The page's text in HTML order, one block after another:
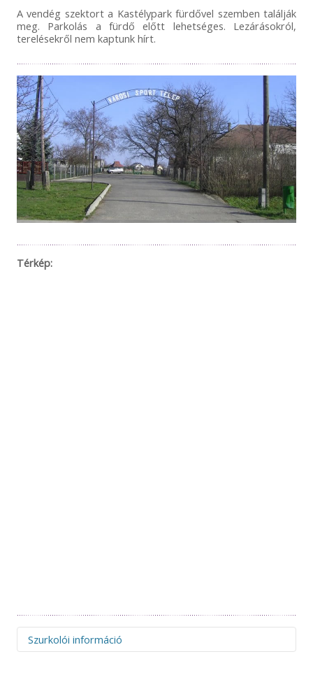
A vendég szektort a Kastélypark fürdővel szemben találják
meg. Parkolás a fürdő előtt lehetséges. Lezárásokról,
terelésekről nem kaptunk hírt.
Térkép:
Szurkolói információ